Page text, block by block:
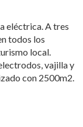
eléctrica. A tres
todos los
local.
vajilla y
con 2500m2.